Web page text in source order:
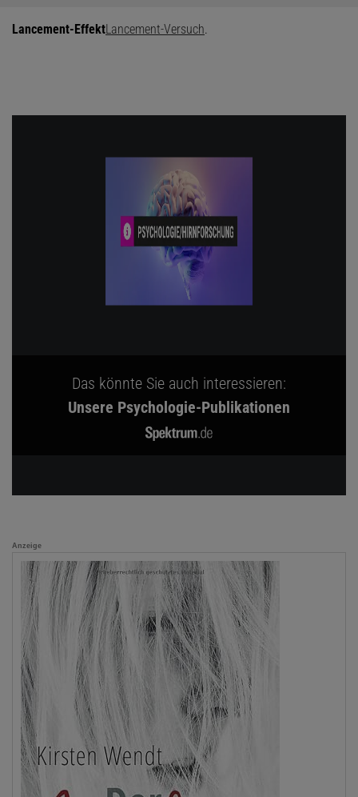
Lancement-EffektLancement-Versuch.
Das könnte Sie auch interessieren:
Unsere Psychologie-Publikationen
Anzeige